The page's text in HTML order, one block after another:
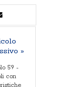
»
59 -
con